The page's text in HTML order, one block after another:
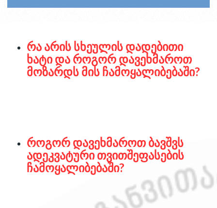
რა არის სხეულის დადებითი
ხატი და როგორ დავეხმაროთ
მოზარდს მის ჩამოყალიბებაში?
როგორ დავეხმაროთ ბავშვს
ადეკვატური თვითშეფასების
ჩამოყალიბებაში?